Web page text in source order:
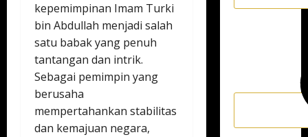
kepemimpinan Imam Turki
bin Abdullah menjadi salah
satu babak yang penuh
tantangan dan intrik.
Sebagai pemimpin yang
berusaha
mempertahankan stabilitas
dan kemajuan negara,